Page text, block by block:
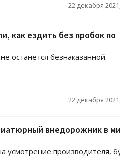
22 декабря
как ездить без пробок по
останется безнаказанной.
22 декабря
внедорожник в
усмотрение производителя,